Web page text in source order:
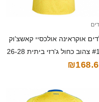
אוקראינה אולכסיי קאשצ'וק
#11 צהוב כחול ג'רזי ביתית 26-28
קצרה